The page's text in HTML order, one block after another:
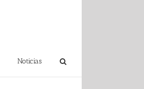
Noticias